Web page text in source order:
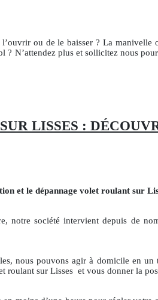
ou de le baisser ? La
? N’attendez plus et sollicitez nous
LISSES :
et le dépannage volet roulant sur
notre société intervient depuis de
nous pouvons agir à domicile en
roulant sur Lisses et vous donner la